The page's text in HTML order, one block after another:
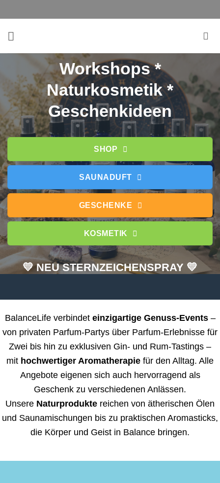
Inhalt
springen
Workshops *
Naturkosmetik *
Geschenkideen
SHOP
SAUNADUFT
GESCHENKE
KOSMETIK
💛 NEU STERNZEICHENSPRAY 💛
BalanceLife verbindet einzigartige Genuss-Events–
von privaten Parfum-Partys über Parfum-Erlebnisse für
Zwei bis hin zu exklusiven Gin- und Rum-Tastings –
mit hochwertiger Aromatherapie für den Alltag. Alle
Angebote eigenen sich auch hervorragend als
Geschenk zu verschiedenen Anlässen.
Unsere Naturprodukte reichen von ätherischen Ölen
und Saunamischungen bis zu praktischen Aromasticks,
die Körper und Geist in Balance bringen.